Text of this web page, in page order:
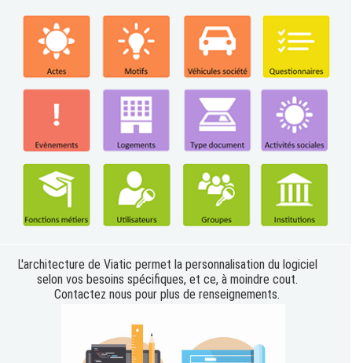
L'architecture de Viatic permet la personnalisation du logiciel
selon vos besoins spécifiques, et ce, à moindre cout.
Contactez nous pour plus de renseignements.